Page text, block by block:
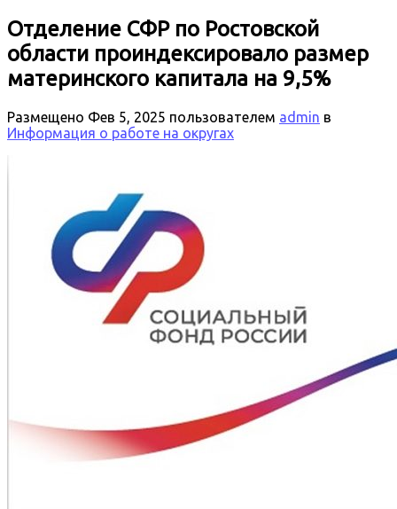
Отделение СФР по Ростовской
области проиндексировало размер
материнского капитала на 9,5%
Размещено Фев 5, 2025 пользователем admin в
Информация о работе на округах